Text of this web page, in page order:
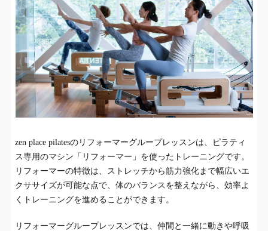
zen place pilatesのリフォーマーグループレッスンは、ピラティ
ス専用のマシン「リフォーマー」を使ったトレーニングです。
リフォーマーの特徴は、ストレッチから筋力強化まで幅広いエ
クササイズが可能な点で、体のバランスを整えながら、効率よ
くトレーニングを進めることができます。
リフォーマーグループレッスンでは、仲間と一緒に動きや呼吸